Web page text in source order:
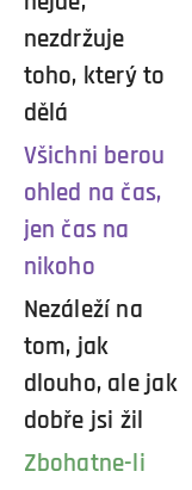
nezdržuje
toho, který to
dělá
Všichni berou
ohled na čas,
jen čas na
nikoho
Nezáleží na
tom, jak
dlouho, ale jak
dobře jsi žil
Zbohatne-li